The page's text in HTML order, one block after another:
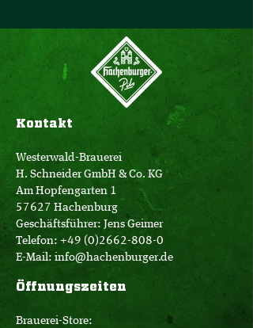
Kontakt
Westerwald-Brauerei
H. Schneider GmbH & Co. KG
Am Hopfengarten 1
57627 Hachenburg
Geschäftsführer: Jens Geimer
Telefon: +49 (0)2662-808-0
E-Mail: info@hachenburger.de
Öffnungszeiten
Brauerei-Store: